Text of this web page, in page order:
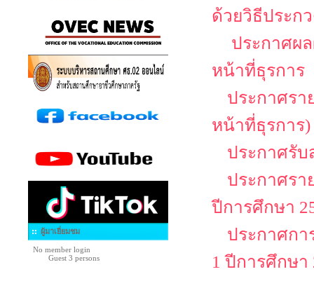
ผู้มาเยี่ยมชม
No member login
Guest 3 persons
ด้วยวิธีประก
ประกาศผ
หน้าที่ธุรการ
ประกาศรา
หน้าที่ธุรการ)
ประกาศรั
ประกาศรา
ปีการศึกษา
ประกาศกา
1 ปีการศึกษา